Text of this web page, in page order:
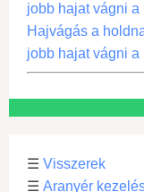
jobb hajat vágni
Hajvágás a
jobb hajat vágni
☰ Visszerek
☰ Aranyér